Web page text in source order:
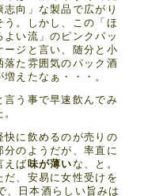
志向」な製品で広がり
う。しかし、この「ほ
よい流」のピンクパッ
ージと言い、随分と小
落た雰囲気のパック酒
増えたなぁ・・・。
言う事で早速飲んでみ
。
快に飲めるのが売りの
分のようだが、率直に
えば味が薄いな、と。
だ、安易に女性受けを
、日本酒らしい旨みは